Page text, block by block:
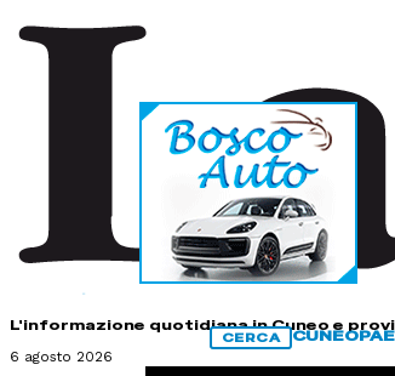
L'informazione quotidiana in Cuneo e
6 agosto 2026
CERCA CUNEO